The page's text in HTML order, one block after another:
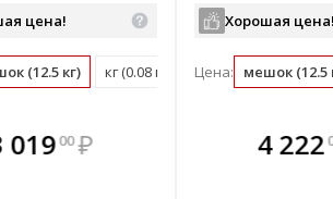
цена!
(12.5 кг) кг (0.08 мешок)
01900 ₽
В
всегда
Хорошая цена!
Цена: мешок (12.5
В комплекте
выгоднее!
4 222
В
всегда